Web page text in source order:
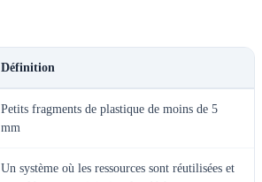
Définition
Petits fragments de plastique de moins de 5
mm
Un système où les ressources sont réutilisées et